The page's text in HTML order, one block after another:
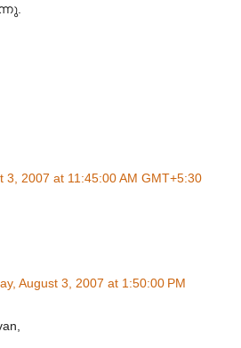
3, 2007 at 11:45:00 AM GMT+5:30
August 3, 2007 at 1:50:00 PM